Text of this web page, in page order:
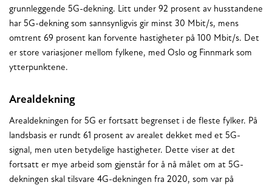
grunnleggende 5G-dekning. Litt under 92 prosent av husstandene
har 5G-dekning som sannsynligvis gir minst 30 Mbit/s, mens
omtrent 69 prosent kan forvente hastigheter på 100 Mbit/s. Det
er store variasjoner mellom fylkene, med Oslo og Finnmark som
ytterpunktene.
Arealdekning
Arealdekningen for 5G er fortsatt begrenset i de fleste fylker. På
landsbasis er rundt 61 prosent av arealet dekket med et 5G-
signal, men uten betydelige hastigheter. Dette viser at det
fortsatt er mye arbeid som gjenstår for å nå målet om at 5G-
dekningen skal tilsvare 4G-dekningen fra 2020, som var på